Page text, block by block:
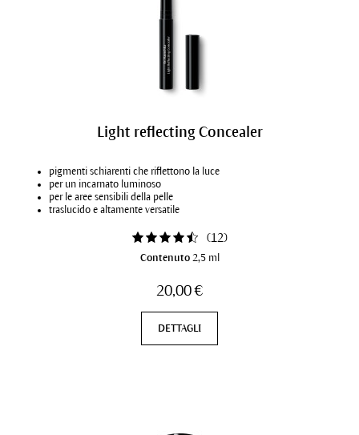
Light reflecting Concealer
pigmenti schiarenti che riflettono la luce
per un incarnato luminoso
per le aree sensibili della pelle
traslucido e altamente versatile
(12)
Contenuto 2,5 ml
20,00 €
DETTAGLI